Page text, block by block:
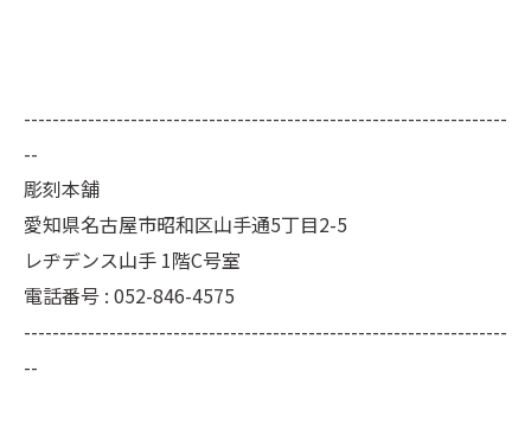
--------------------------------------------------------------------
--
彫刻本舗
愛知県名古屋市昭和区山手通5丁目2-5
レヂデンス山手 1階C号室
電話番号 : 052-846-4575
--------------------------------------------------------------------
--